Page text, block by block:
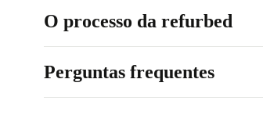
O processo da refurbed
Perguntas frequentes